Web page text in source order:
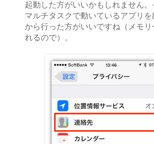
起動した方がいいかもしれません。
マルチタスクで動いているアプリを
から行った方がいいですね（メモリ
れるので）。